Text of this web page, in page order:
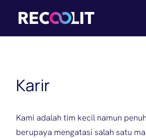
Karir
Kami adalah tim kecil namun
berupaya mengatasi salah satu